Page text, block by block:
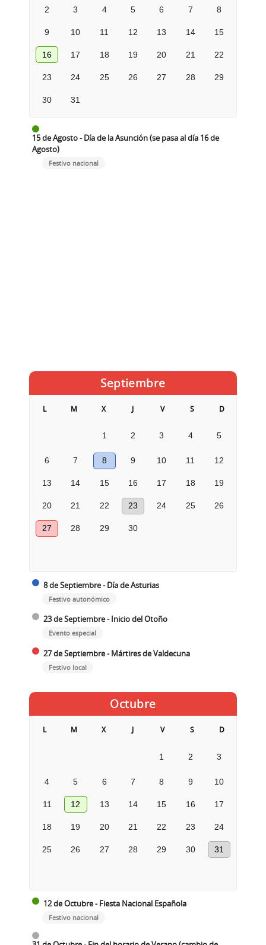
2 3 4 5 6 7 8
9 10 11 12 13 14 15
16 17 18 19 20 21 22
23 24 25 26 27 28 29
30 31
15 de Agosto - Día de la Asunción (se pasa al día 16 de
Agosto)
Festivo nacional
Septiembre
L M X J V S D
1 2 3 4 5
6 7 8 9 10 11 12
13 14 15 16 17 18 19
20 21 22 23 24 25 26
27 28 29 30
8 de Septiembre - Día de Asturias
Festivo autonómico
23 de Septiembre - Inicio del Otoño
Evento especial
27 de Septiembre - Mártires de Valdecuna
Festivo local
Octubre
L M X J V S D
1 2 3
4 5 6 7 8 9 10
11 12 13 14 15 16 17
18 19 20 21 22 23 24
25 26 27 28 29 30 31
12 de Octubre - Fiesta Nacional Española
Festivo nacional